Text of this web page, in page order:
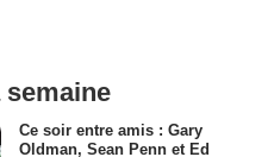
semaine
Ce soir entre amis : Gary
Oldman, Sean Penn et Ed